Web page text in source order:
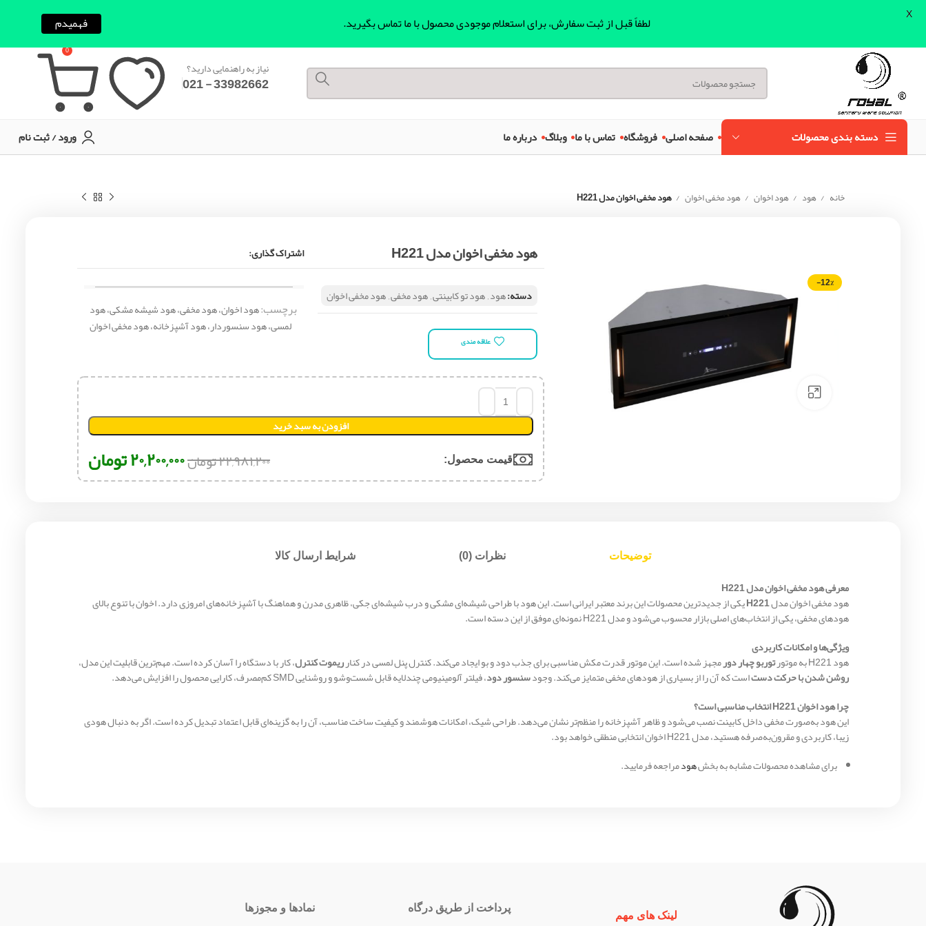
نیاز به راهنمایی دارید؟
33982662 - 021
0
دسته بندی محصولات صفحه اصلی فروشگاه تماس با ما وبلاگ درباره ما ورود / ثبت نام
خانه هود هود اخوان هود مخفی اخوان هود مخفی اخوان مدل H221
-12%
هود مخفی اخوان مدل H221 اشتراک گذاری:
دسته:هود,هود تو کابینتی,هود مخفی,هود مخفی اخوان
علاقه مندی
برچسب:هود اخوان، هود مخفی، هود شیشه مشکی، هود
لمسی، هود سنسوردار، هود آشپزخانه، هود مخفی اخوان
افزودن به سبد خرید
قیمت محصول:​ ۲۲,۹۸۱,۲۰۰تومان۲۰,۲۰۰,۰۰۰تومان
توضیحات نظرات (0) شرایط ارسال کالا
معرفی هود مخفی اخوان مدل H221
هود مخفی اخوان مدلH221یکی از جدیدترین محصولات این برند معتبر ایرانی است. این هود با طراحی شیشه‌ای مشکی و درب شیشه‌ای جکی، ظاهری مدرن و هماهنگ با آشپزخانه‌های امروزی دارد. اخوان با تنوع بالای
هودهای مخفی، یکی از انتخاب‌های اصلی بازار محسوب می‌شود و مدل H221 نمونه‌ای موفق از این دسته است.
ویژگی‌ها و امکانات کاربردی
هود H221 به موتور توربو چهار دورمجهز شده است. این موتور قدرت مکش مناسبی برای جذب دود و بو ایجاد می‌کند. کنترل پنل لمسی در کنارریموت کنترل، کار با دستگاه را آسان کرده است. مهم‌ترین قابلیت این مدل،
روشن شدن با حرکت دستاست که آن را از بسیاری از هودهای مخفی متمایز می‌کند. وجودسنسور دود، فیلتر آلومینیومی چندلایه قابل شست‌وشو و روشنایی SMD کم‌مصرف، کارایی محصول را افزایش می‌دهد.
چرا هود اخوان H221 انتخاب مناسبی است؟
این هود به‌صورت مخفی داخل کابینت نصب می‌شود و ظاهر آشپزخانه را منظم‌تر نشان می‌دهد. طراحی شیک، امکانات هوشمند و کیفیت ساخت مناسب، آن را به گزینه‌ای قابل اعتماد تبدیل کرده است. اگر به دنبال هودی
زیبا، کاربردی و مقرون‌به‌صرفه هستید، مدل H221 اخوان انتخابی منطقی خواهد بود.
برای مشاهده محصولات مشابه به بخشهودمراجعه فرمایید.
لینک های مهم
پرداخت از طریق درگاه نمادها و مجوزها
لطفاً قبل از ثبت سفارش، برای استعلام موجودی محصول با ما تماس بگیرید. فهمیدم X